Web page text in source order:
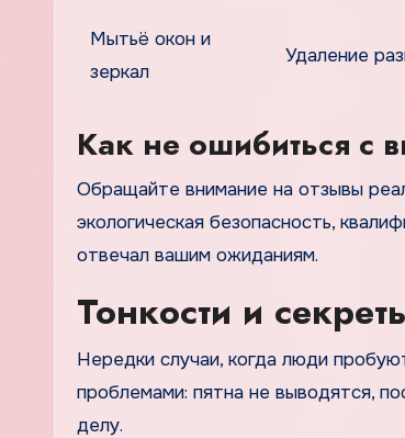
Мытьё окон и
зеркал
Удаление
Как не ошибиться с
Обращайте внимание на отзывы
экологическая безопасность,
отвечал вашим ожиданиям.
Тонкости и
Нередки случаи, когда люди
проблемами: пятна не выводятся,
делу.